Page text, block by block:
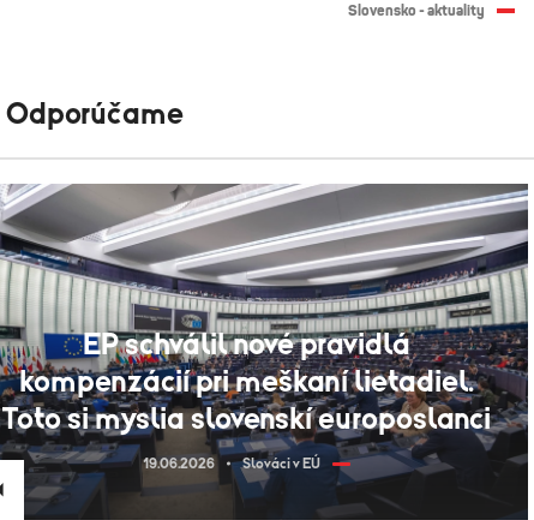
Slovensko - aktuality
Odporúčame
EP schválil nové pravidlá
kompenzácií pri meškaní lietadiel.
Toto si myslia slovenskí europoslanci
19.06.2026 Slováci v EÚ